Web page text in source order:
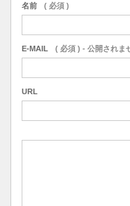
名前 ( 必須 )
E-MAIL ( 必須 ) - 公開されま
URL